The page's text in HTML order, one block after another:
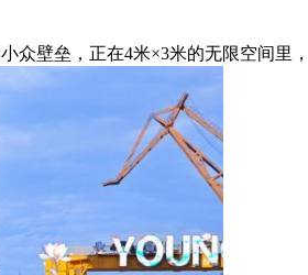
壁垒，正在4米×3米的无限空间里